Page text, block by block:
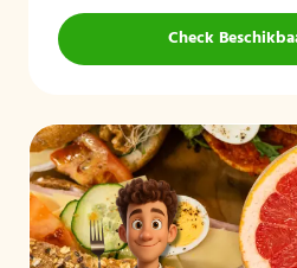
Check